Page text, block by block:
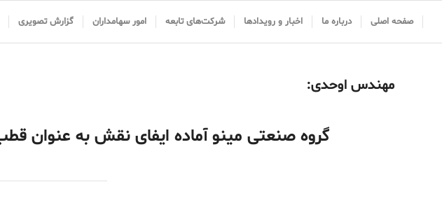
صفحه اصلی درباره ما اخبار و رویدادها شرکت‌های تابعه امور سهامداران گزارش تصویری
مهندس اوحدی:
گروه صنعتی مینو آماده ایفای نقش به